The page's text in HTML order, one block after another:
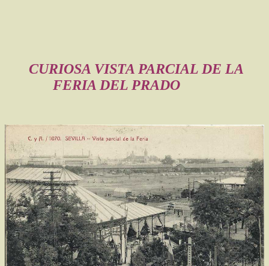
CURIOSA VISTA PARCIAL DE LA
FERIA DEL PRADO